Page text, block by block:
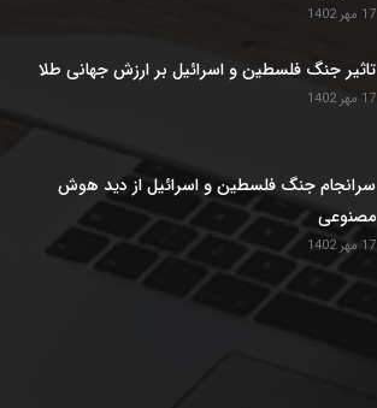
17 مهر 1402
تاثیر جنگ فلسطین و اسرائیل بر ارزش جهانی طلا
17 مهر 1402
سرانجام جنگ فلسطین و اسرائیل از دید هوش
مصنوعی
17 مهر 1402